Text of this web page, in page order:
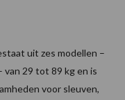
uit zes modellen –
van 29 tot 89 kg en is
voor sleuven,